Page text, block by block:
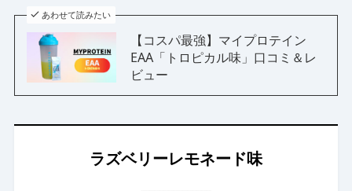
あわせて読みたい
【コスパ最強】マイプロテイン
EAA「トロピカル味」口コミ＆レ
ビュー
ラズベリーレモネード味